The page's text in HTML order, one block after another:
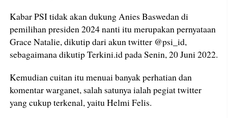
Kabar PSI tidak akan dukung Anies Baswedan di
pemilihan presiden 2024 nanti itu merupakan pernyataan
Grace Natalie, dikutip dari akun twitter @psi_id,
sebagaimana dikutip Terkini.id pada Senin, 20 Juni 2022.
Kemudian cuitan itu menuai banyak perhatian dan
komentar warganet, salah satunya ialah pegiat twitter
yang cukup terkenal, yaitu Helmi Felis.